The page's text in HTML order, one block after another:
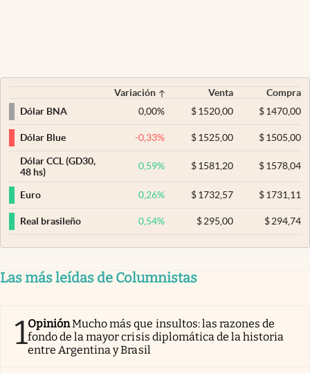
Variación Venta
Compra
Dólar BNA
0,00% $ 1520,00 $1470,00
Dólar Blue -0,33% $ 1525,00 $1505,00
Dólar CCL (GD30,
48 hs)
0,59% $ 1581,20 $1578,04
Euro 0,26% $ 1732,57 $1731,11
Real brasileño 0,54% $ 295,00 $294,74
Las más leídas de Columnistas
1OpiniónMucho más que insultos: las razones de
fondo de la mayor crisis diplomática de la historia
entre Argentina y Brasil